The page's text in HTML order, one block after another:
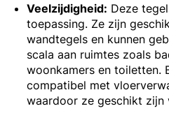
Veelzijdigheid: Deze
toepassing. Ze zijn
wandtegels en kunnen
scala aan ruimtes zoals
woonkamers en toiletten.
compatibel met
waardoor ze geschikt zijn